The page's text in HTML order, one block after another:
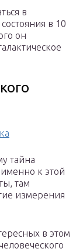
в
в 10
он
тайна
именно к этой
там
измерения
в этом